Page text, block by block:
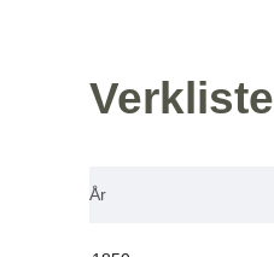
Verkliste
År